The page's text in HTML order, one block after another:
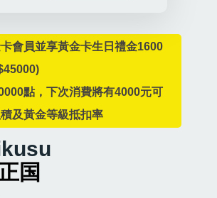
會員並享黃金卡生日禮金1600
點，下次消費將有4000元可
及黃金等級抵扣率
国